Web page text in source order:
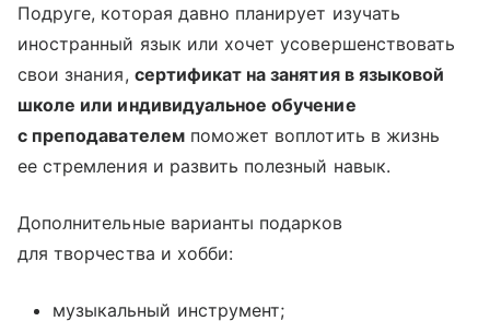
Подруге, которая давно планирует изучать
иностранный язык или хочет усовершенствовать
свои знания, сертификат на занятия в языковой
школе или индивидуальное обучение
с преподавателемпоможет воплотить в жизнь
ее стремления и развить полезный навык.
Дополнительные варианты подарков
для творчества и хобби:
музыкальный инструмент;